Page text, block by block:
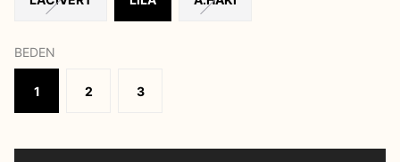
BEDEN
1 2 3